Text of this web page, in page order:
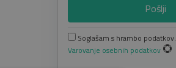
Pošlji
Soglašam s hrambo podatkov.
Varovanje osebnih podatkov